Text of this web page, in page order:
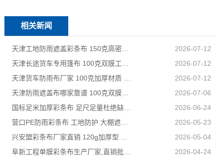
相关新闻
天津工地防雨遮盖彩条布 150克高密度 基建施工防尘防水
2026-07-12
2026-07-12
2026-07-12
天津防雨遮盖布哪家靠谱 100克双膜加厚款适配高栏货车长途盖货
2026-07-06
国标足米加厚彩条布 足尺足量杜绝缺尺少米
2026-06-24
营口PE防雨彩条布 工地防护 大棚遮盖 3×50米 耐寒耐用
2026-05-23
2026-05-04
2026-04-24